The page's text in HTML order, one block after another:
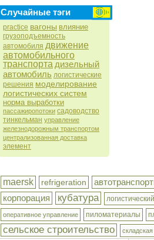
Случайные тэги
practice вагоны влияние
грузоподъемность
автомобиля движение
автомобильного
транспорта дизельный
автомобиль логистические
решения моделирование
логистических систем
норма выработки
пассажиропотоки садоводство
тинкельман управление
железнодорожным транспортом
централизованная доставка
элемент
maersk refrigeration
корпорация кубатура
оперативное управление пиломатериалы
сельское строительство